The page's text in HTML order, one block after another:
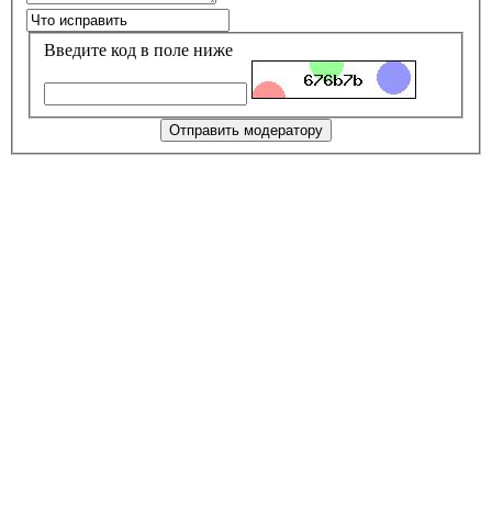
Введите код в поле ниже
Отправить модератору